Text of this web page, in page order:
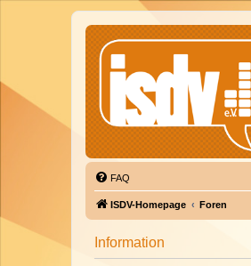
FAQ
ISDV-Homepage Foren
Information